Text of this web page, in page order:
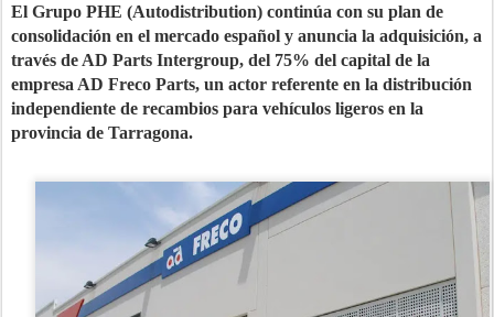
El Grupo PHE (Autodistribution) continúa con su plan de
consolidación en el mercado español y anuncia la adquisición, a
través de AD Parts Intergroup, del 75% del capital de la
empresa AD Freco Parts, un actor referente en la distribución
independiente de recambios para vehículos ligeros en la
provincia de Tarragona.